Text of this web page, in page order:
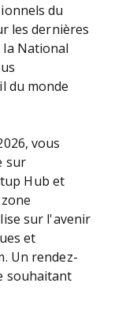
du
les dernières
National
du monde
vous
sur
Hub et
sur l'avenir
et
Un rendez-
souhaitant